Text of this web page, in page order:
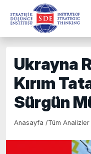
Ukrayna
Kırım
Sürgün
Anasayfa /Tüm Analizler